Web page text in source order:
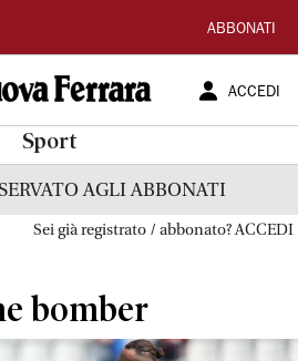
ABBONATI
ACCEDI
Sport
AGLI ABBONATI
Sei già registrato / abbonato? ACCEDI
bomber